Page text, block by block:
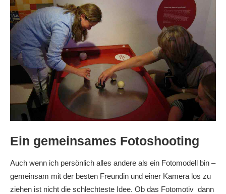
Ein gemeinsames Fotoshooting
Auch wenn ich persönlich alles andere als ein Fotomodell bin –
gemeinsam mit der besten Freundin und einer Kamera los zu
ziehen ist nicht die schlechteste Idee. Ob das Fotomotiv dann